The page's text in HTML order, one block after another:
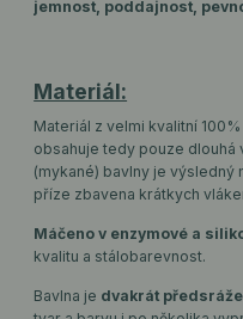
jemnost, poddajnost,
Materiál:
Materiál z velmi kvalitní
obsahuje tedy pouze dlouhá
(mykané) bavlny je výsledný
příze zbavena krátkych
Máčeno v enzymové a
kvalitu a stálobarevnost.
Bavlna je dvakrát